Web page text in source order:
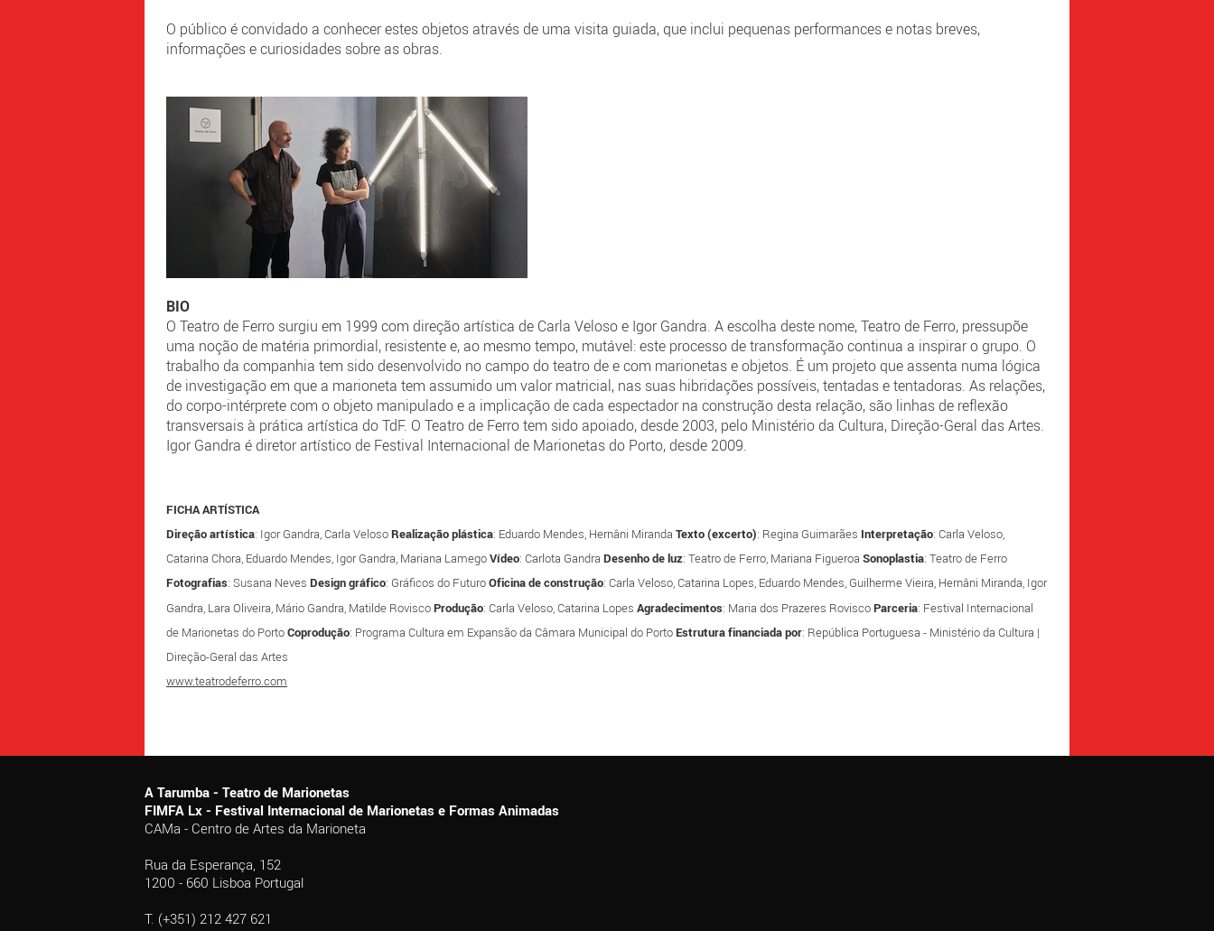
O público é convidado a conhecer estes objetos através de uma visita guiada, que inclui pequenas performances e notas breves,
informações e curiosidades sobre as obras.
BIO
O Teatro de Ferro surgiu em 1999 com direção artística de Carla Veloso e Igor Gandra. A escolha deste nome, Teatro de Ferro, pressupõe
uma noção de matéria primordial, resistente e, ao mesmo tempo, mutável: este processo de transformação continua a inspirar o grupo. O
trabalho da companhia tem sido desenvolvido no campo do teatro de e com marionetas e objetos. É um projeto que assenta numa lógica
de investigação em que a marioneta tem assumido um valor matricial, nas suas hibridações possíveis, tentadas e tentadoras. As relações,
do corpo-intérprete com o objeto manipulado e a implicação de cada espectador na construção desta relação, são linhas de reflexão
transversais à prática artística do TdF. O Teatro de Ferro tem sido apoiado, desde 2003, pelo Ministério da Cultura, Direção-Geral das Artes.
Igor Gandra é diretor artístico de Festival Internacional de Marionetas do Porto, desde 2009.
FICHA ARTÍSTICA
Direção artística: Igor Gandra, Carla VelosoRealização plástica: Eduardo Mendes, Hernâni Miranda Texto (excerto): Regina Guimarães Interpretação: Carla Veloso,
Catarina Chora, Eduardo Mendes, Igor Gandra, Mariana LamegoVídeo: Carlota Gandra Desenho de luz: Teatro de Ferro, Mariana Figueroa Sonoplastia: Teatro de Ferro
Fotografias: Susana Neves Design gráfico: Gráficos do FuturoOficina de construção: Carla Veloso, Catarina Lopes, Eduardo Mendes, Guilherme Vieira, Hernâni Miranda, Igor
Gandra, Lara Oliveira, Mário Gandra, Matilde RoviscoProdução: Carla Veloso, Catarina Lopes Agradecimentos: Maria dos Prazeres RoviscoParceria: Festival Internacional
de Marionetas do PortoCoprodução: Programa Cultura em Expansão da Câmara Municipal do PortoEstrutura financiada por: República Portuguesa - Ministério da Cultura |
Direção-Geral das Artes
www.teatrodeferro.com
A Tarumba - Teatro de Marionetas
FIMFA Lx - Festival Internacional de Marionetas e Formas Animadas
CAMa - Centro de Artes da Marioneta
Rua da Esperança, 152
1200 - 660 Lisboa Portugal
T. (+351) 212 427 621